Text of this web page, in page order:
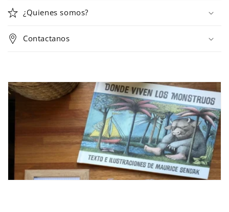
p
l
e
g
l
e
¿Quienes somos?
Contactanos